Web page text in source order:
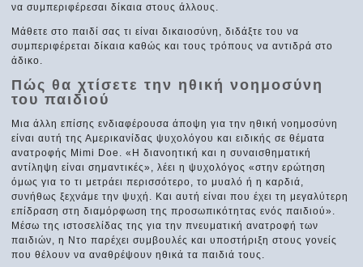
να συμπεριφέρεσαι δίκαια στους άλλους.
Μάθετε στο παιδί σας τι είναι δικαιοσύνη, διδάξτε του να
συμπεριφέρεται δίκαια καθώς και τους τρόπους να αντιδρά στο
άδικο.
Πώς θα χτίσετε την ηθική νοημοσύνη
του παιδιού
Μια άλλη επίσης ενδιαφέρουσα άποψη για την ηθική νοημοσύνη
είναι αυτή της Αμερικανίδας ψυχολόγου και ειδικής σε θέματα
ανατροφής Mimi Doe. «Η διανοητική και η συναισθηματική
αντίληψη είναι σημαντικές», λέει η ψυχολόγος «στην ερώτηση
όμως για το τι μετράει περισσότερο, το μυαλό ή η καρδιά,
συνήθως ξεχνάμε την ψυχή. Και αυτή είναι που έχει τη μεγαλύτερη
επίδραση στη διαμόρφωση της προσωπικότητας ενός παιδιού».
Μέσω της ιστοσελίδας της για την πνευματική ανατροφή των
παιδιών, η Ντο παρέχει συμβουλές και υποστήριξη στους γονείς
που θέλουν να αναθρέψουν ηθικά τα παιδιά τους.